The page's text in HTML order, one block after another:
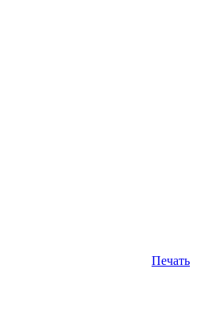
Печать